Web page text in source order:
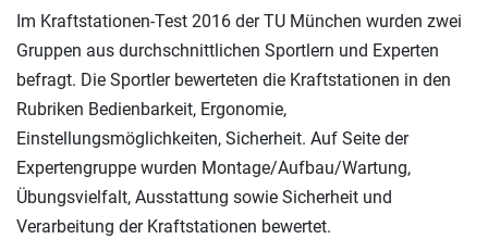
Im Kraftstationen-Test 2016 der TU München wurden zwei
Gruppen aus durchschnittlichen Sportlern und Experten
befragt. Die Sportler bewerteten die Kraftstationen in den
Rubriken Bedienbarkeit, Ergonomie,
Einstellungsmöglichkeiten, Sicherheit. Auf Seite der
Expertengruppe wurden Montage/Aufbau/Wartung,
Übungsvielfalt, Ausstattung sowie Sicherheit und
Verarbeitung der Kraftstationen bewertet.